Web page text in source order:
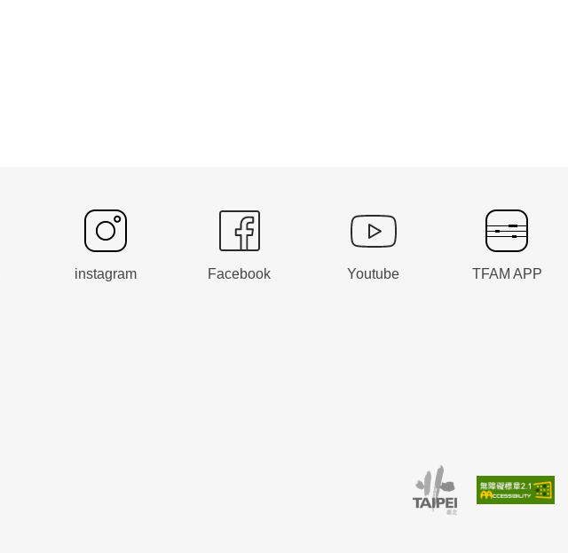
instagram Facebook Youtube TFAM APP